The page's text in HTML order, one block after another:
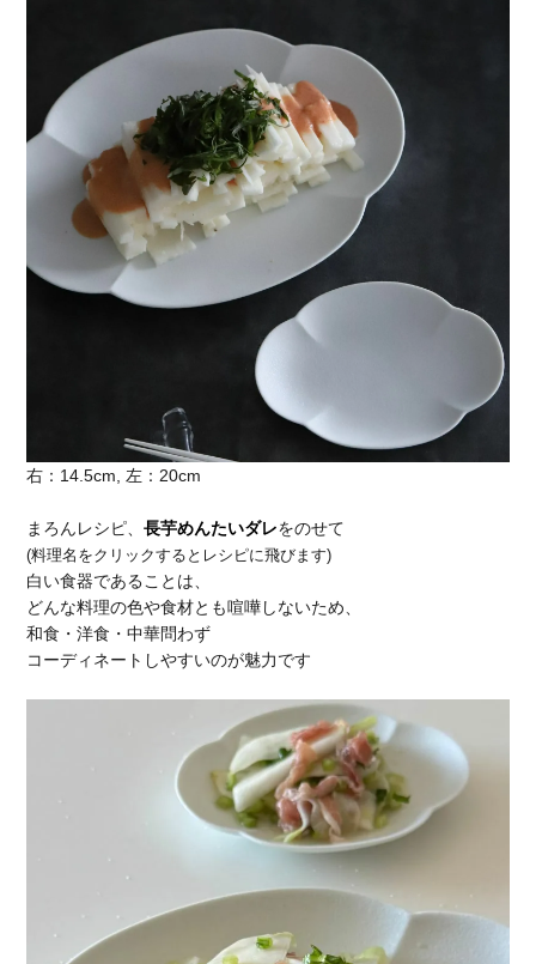
右：14.5cm, 左：20cm
まろんレシピ、長芋めんたいダレをのせて
(料理名をクリックするとレシピに飛びます)
白い食器であることは、
どんな料理の色や食材とも喧嘩しないため、
和食・洋食・中華問わず
コーディネートしやすいのが魅力です